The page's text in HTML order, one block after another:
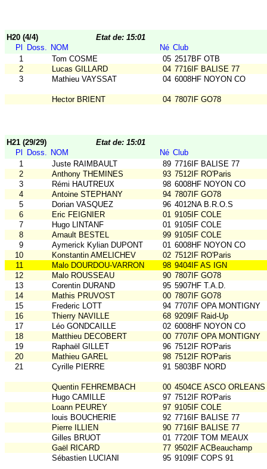
H20 (4/4)
Etat de: 15:01
Pl
Doss. NOM Né Club
1
Tom COSME 05 2517BF OTB
2
Lucas GILLARD 04 7716IF BALISE 77
3
Mathieu VAYSSAT 04 6008HF NOYON CO
Hector BRIENT 04 7807IF GO78
H21 (29/29)
Etat de: 15:01
Pl
Doss. NOM Né Club
1
Juste RAIMBAULT 89 7716IF BALISE 77
2
Anthony THEMINES 93 7512IF RO'Paris
3
Rémi HAUTREUX 98 6008HF NOYON CO
4
Antoine STEPHANY 94 7807IF GO78
5
Dorian VASQUEZ 96 4012NA B.R.O.S
6
Eric FEIGNIER 01 9105IF COLE
7
Hugo LINTANF 01 9105IF COLE
8
Arnault BESTEL 99 9105IF COLE
9
Aymerick Kylian DUPONT 01 6008HF NOYON CO
10
Konstantin AMELICHEV 02 7512IF RO'Paris
11
Malo DOURDOU-VARRON 98 9404IF AS IGN
12
Malo ROUSSEAU 90 7807IF GO78
13
Corentin DURAND 95 5907HF T.A.D.
14
Mathis PRUVOST 00 7807IF GO78
15
Frederic LOTT 94 7707IF OPA MONTIGNY
16
Thierry NAVILLE 68 9209IF Raid-Up
17
Léo GONDCAILLE 02 6008HF NOYON CO
18
Matthieu DECOBERT 00 7707IF OPA MONTIGNY
19
Raphaël GILLET 96 7512IF RO'Paris
20
Mathieu GAREL 98 7512IF RO'Paris
21
Cyrille PIERRE 91 5803BF NORD
Quentin FEHREMBACH 00 4504CE ASCO ORLEANS
Hugo CAMILLE
97 7512IF RO'Paris
Loann PEUREY
97 9105IF COLE
louis BOUCHERIE
92 7716IF BALISE 77
Pierre ILLIEN
90 7716IF BALISE 77
Gilles BRUOT
01 7720IF TOM MEAUX
Gaël RICARD
77 9502IF ACBeauchamp
Sébastien LUCIANI
95 9109IF COPS 91